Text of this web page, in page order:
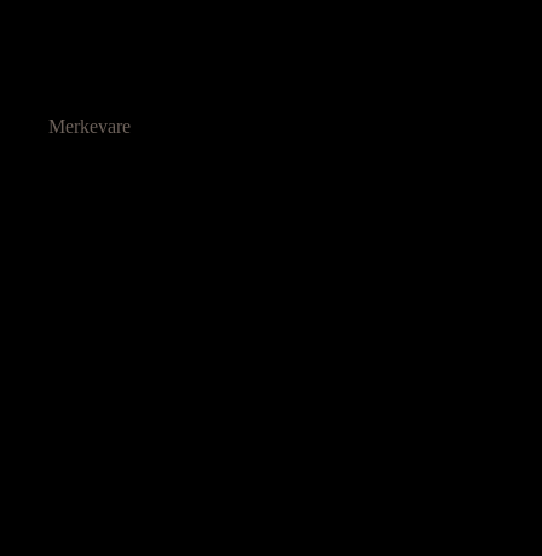
Merkevare